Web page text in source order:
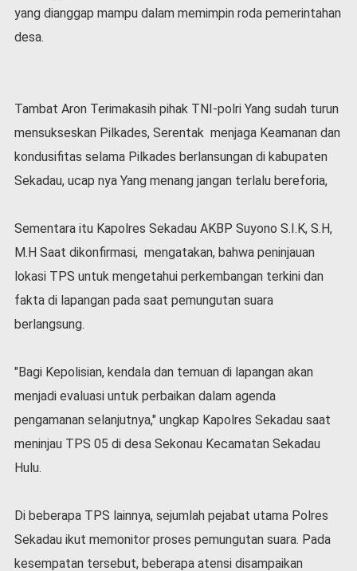
i
a
a
h
a
g
p
i
n
i
e
t
a
o
v
i
1
yang dianggap mampu dalam memimpin roda pemerintahan
desa.
Tambat Aron Terimakasih pihak TNI-polri Yang sudah turun
mensukseskan Pilkades, Serentak menjaga Keamanan dan
kondusifitas selama Pilkades berlansungan di kabupaten
Sekadau, ucap nya Yang menang jangan terlalu bereforia,
Sementara itu Kapolres Sekadau AKBP Suyono S.I.K, S.H,
M.H Saat dikonfirmasi, mengatakan, bahwa peninjauan
lokasi TPS untuk mengetahui perkembangan terkini dan
fakta di lapangan pada saat pemungutan suara
berlangsung.
"Bagi Kepolisian, kendala dan temuan di lapangan akan
menjadi evaluasi untuk perbaikan dalam agenda
pengamanan selanjutnya," ungkap Kapolres Sekadau saat
meninjau TPS 05 di desa Sekonau Kecamatan Sekadau
Hulu.
Di beberapa TPS lainnya, sejumlah pejabat utama Polres
Sekadau ikut memonitor proses pemungutan suara. Pada
kesempatan tersebut, beberapa atensi disampaikan